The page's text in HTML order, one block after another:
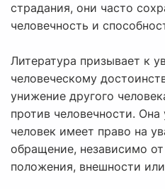
страдания, они часто
человечность и
Литература призывает к
человеческому
унижение другого
против человечности.
человек имеет право на
обращение, независимо
положения, внешности